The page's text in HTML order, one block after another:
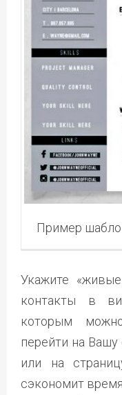
Пример
Укажите
контакты в
которым
перейти на Вашу
или на
сэкономит